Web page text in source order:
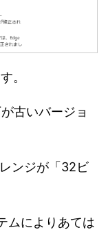
。
古いバージョ
ンジが「32ビ
ムによりあては